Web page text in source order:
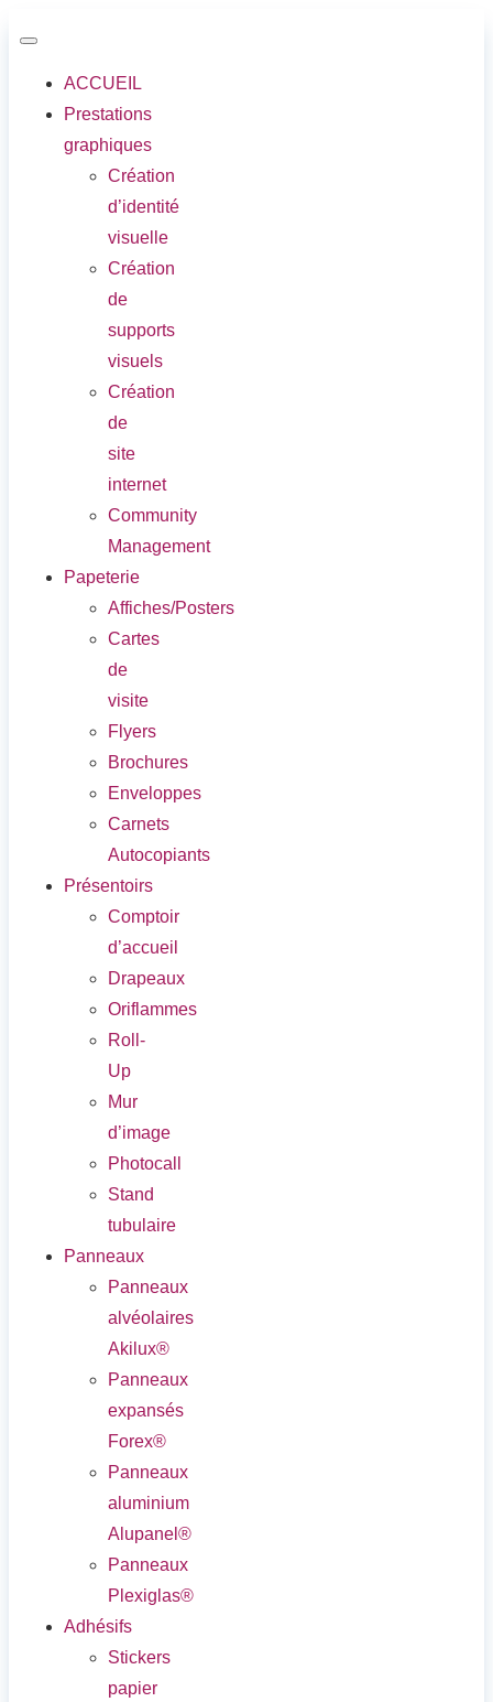
ACCUEIL
Prestations
graphiques
Création
d’identité
visuelle
Création
de
supports
visuels
Création
de
site
internet
Community
Management
Papeterie
Affiches/Posters
Cartes
de
visite
Flyers
Brochures
Enveloppes
Carnets
Autocopiants
Présentoirs
Comptoir
d’accueil
Drapeaux
Oriflammes
Roll-
Up
Mur
d’image
Photocall
Stand
tubulaire
Panneaux
Panneaux
alvéolaires
Akilux®
Panneaux
expansés
Forex®
Panneaux
aluminium
Alupanel®
Panneaux
Plexiglas®
Adhésifs
Stickers
papier